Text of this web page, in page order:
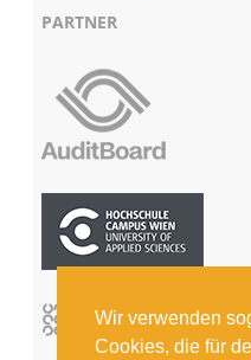
Wir verwenden
Cookies, die für
PARTNER